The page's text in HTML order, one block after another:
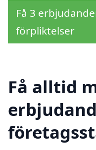
Få 3
förpliktelser
Få alltid